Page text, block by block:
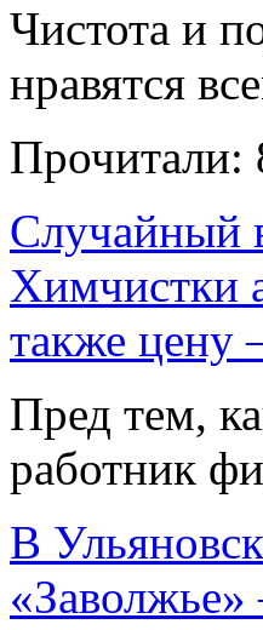
Чистота и
нравятся
Прочитали:
Случайный
Химчистки
также цену
Пред тем,
работник
В